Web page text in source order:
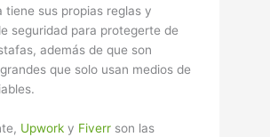
tiene sus propias reglas y
seguridad para protegerte de
además de que son
que solo usan medios de
Upwork y Fiverr son las